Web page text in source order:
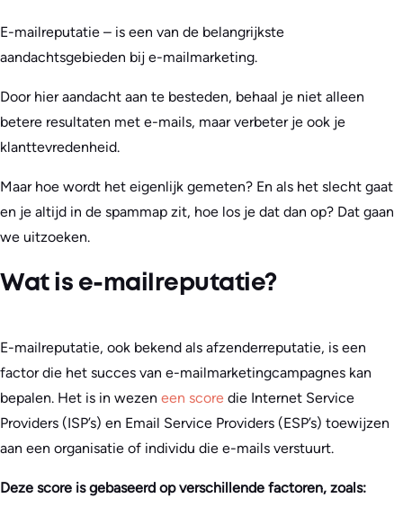
E-mailreputatie – is een van de belangrijkste
aandachtsgebieden bij e-mailmarketing.
Door hier aandacht aan te besteden, behaal je niet alleen
betere resultaten met e-mails, maar verbeter je ook je
klanttevredenheid.
Maar hoe wordt het eigenlijk gemeten? En als het slecht gaat
en je altijd in de spammap zit, hoe los je dat dan op? Dat gaan
we uitzoeken.
Wat is e-mailreputatie?
E-mailreputatie, ook bekend als afzenderreputatie, is een
factor die het succes van e-mailmarketingcampagnes kan
bepalen. Het is in wezen een score die Internet Service
Providers (ISP’s) en Email Service Providers (ESP’s) toewijzen
aan een organisatie of individu die e-mails verstuurt.
Deze score is gebaseerd op verschillende factoren, zoals: